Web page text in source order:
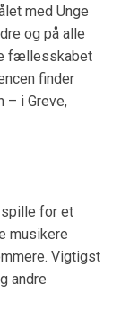
med Unge
og på alle
fællesskabet
finder
– i Greve,
spille for et
musikere
Vigtigst
andre